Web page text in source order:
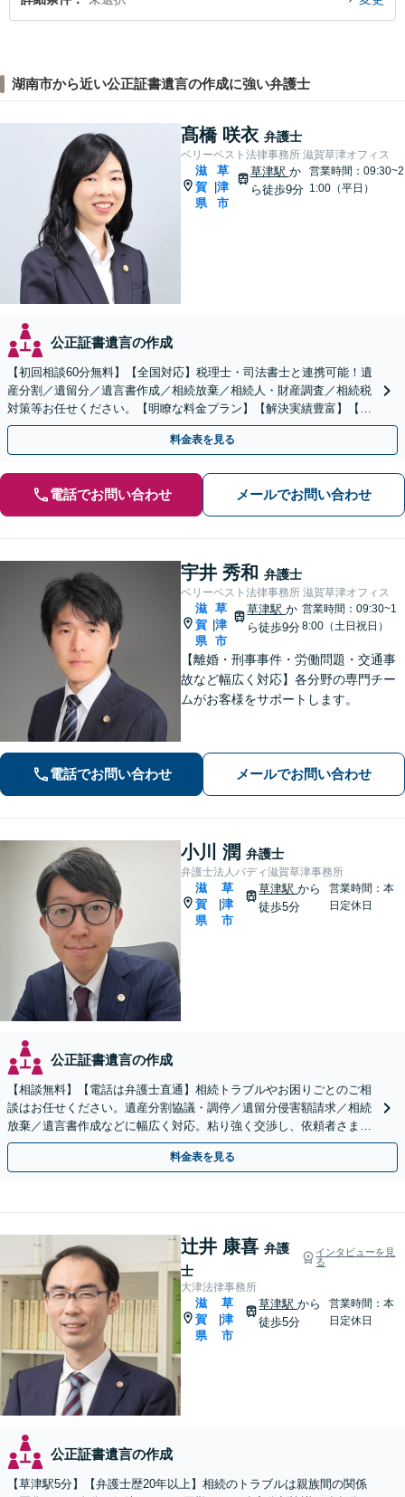
湖南市から近い公正証書遺言の作成に強い弁護士
髙橋 咲衣 弁護士
ベリーベスト法律事務所 滋賀草津オフィス
滋
賀
県
草
津
市
草津駅 か
ら徒歩9分
営業時間：09:30~2
1:00（平日）
公正証書遺言の作成
【初回相談60分無料】【全国対応】税理士・司法書士と連携可能！遺
産分割／遺留分／遺言書作成／相続放棄／相続人・財産調査／相続税
対策等お任せください。【明瞭な料金プラン】【解決実績豊富】【電
話相談可】
料金表を見る
電話でお問い合わせ メールでお問い合わせ
宇井 秀和 弁護士
ベリーベスト法律事務所 滋賀草津オフィス
滋
賀
県
|
草
津
市
草津駅か
ら徒歩9分
営業時間：09:30~1
8:00（土日祝日）
【離婚・刑事事件・労働問題・交通事
故など幅広く対応】各分野の専門チー
ムがお客様をサポートします。
電話でお問い合わせ メールでお問い合わせ
小川 潤 弁護士
弁護士法人バディ滋賀草津事務所
滋
賀
県
草
津
市
草津駅から
徒歩5分
営業時間：本
日定休日
公正証書遺言の作成
【相談無料】【電話は弁護士直通】相続トラブルやお困りごとのご相
談はお任せください。遺産分割協議・調停／遺留分侵害額請求／相続
放棄／遺言書作成などに幅広く対応。粘り強く交渉し、依頼者さまに
有利な解決を目指します【出張相談可能】【草津駅5分】
料金表を見る
辻井 康喜 弁護
士
インタビューを見
る
大津法律事務所
滋
賀
県
草
津
市
草津駅から
徒歩5分
営業時間：本
日定休日
公正証書遺言の作成
【草津駅5分】【弁護士歴20年以上】相続のトラブルは親族間の関係